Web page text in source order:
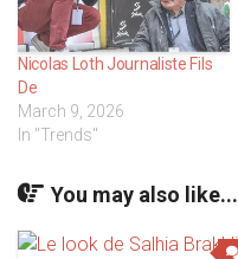
Nicolas Loth Journaliste Fils
De
March 9, 2026
In "Trends"
You may also like...